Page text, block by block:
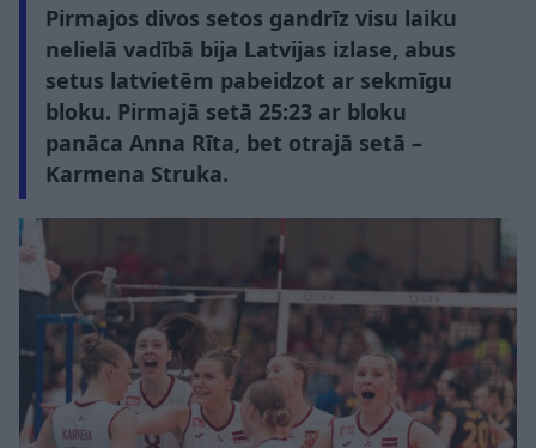
Pirmajos divos setos gandrīz visu laiku
nelielā vadībā bija Latvijas izlase, abus
setus latvietēm pabeidzot ar sekmīgu
bloku. Pirmajā setā 25:23 ar bloku
panāca Anna Rīta, bet otrajā setā –
Karmena Struka.